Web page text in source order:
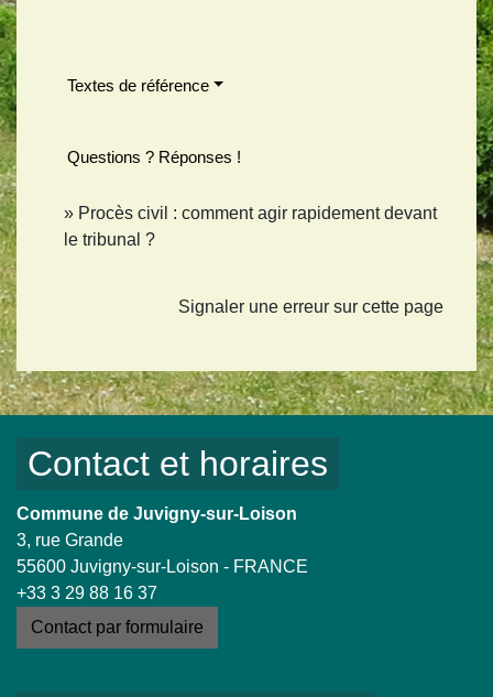
Textes de référence
Questions ? Réponses !
Procès civil : comment agir rapidement devant
le tribunal ?
Signaler une erreur sur cette page
Contact et horaires
Commune de Juvigny-sur-Loison
3, rue Grande
55600 Juvigny-sur-Loison - FRANCE
+33 3 29 88 16 37
Contact par formulaire